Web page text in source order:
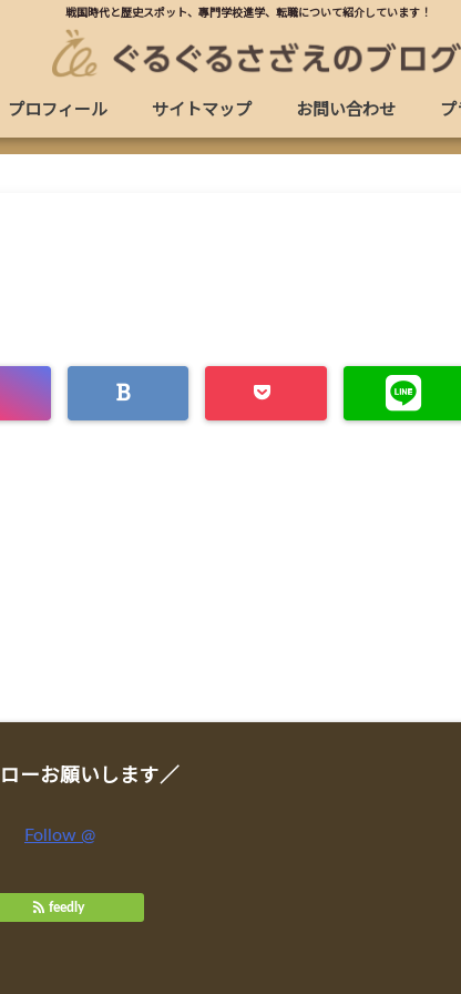
戦国時代と歴史スポット、專門学校進学、転職について紹介しています！
プロフィール サイトマップ お問い合わせ
ーお願いします／
Follow @
feedly